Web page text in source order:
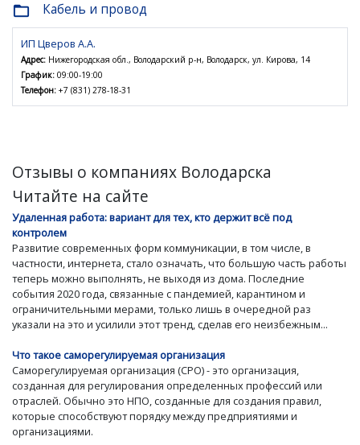
folder_open Кабель и провод
ИП Цверов А.А.
Адрес: Нижегородская обл., Володарский р-н, Володарск, ул. Кирова, 14
График: 09:00-19:00
Телефон: +7 (831) 278-18-31
Отзывы о компаниях Володарска
Читайте на сайте
Удаленная работа: вариант для тех, кто держит всё под
контролем
Развитие современных форм коммуникации, в том числе, в
частности, интернета, стало означать, что большую часть работы
теперь можно выполнять, не выходя из дома. Последние
события 2020 года, связанные с пандемией, карантином и
ограничительными мерами, только лишь в очередной раз
указали на это и усилили этот тренд, сделав его неизбежным...
Что такое саморегулируемая организация
Саморегулируемая организация (СРО) - это организация,
созданная для регулирования определенных профессий или
отраслей. Обычно это НПО, созданные для создания правил,
которые способствуют порядку между предприятиями и
организациями.